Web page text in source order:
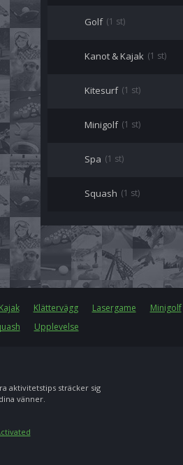
Golf (1 st)
Kanot & Kajak (1 st)
Kitesurf (1 st)
Minigolf (1 st)
Spa (1 st)
Squash (1 st)
Klättervägg Lasergame
Minigolf
Upplevelse
aktivitetstips sträcker sig
vänner.